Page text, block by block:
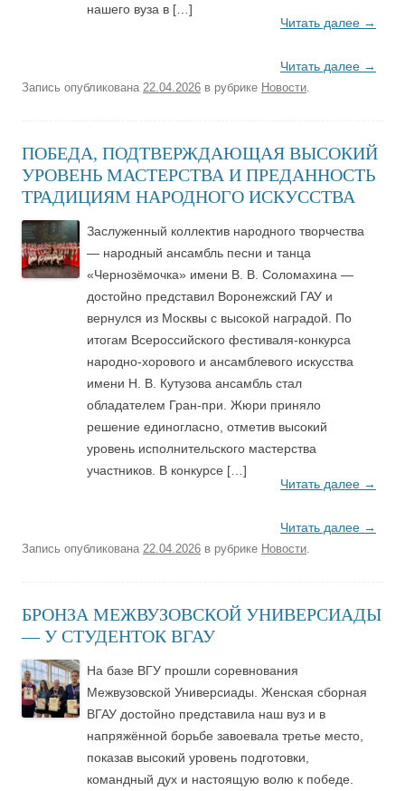
нашего вуза в […]
Читать далее →
Читать далее →
Запись опубликована 22.04.2026 в рубрике Новости
ПОБЕДА, ПОДТВЕРЖДАЮЩАЯ ВЫСОКИЙ
УРОВЕНЬ МАСТЕРСТВА И ПРЕДАННОСТЬ
ТРАДИЦИЯМ НАРОДНОГО ИСКУССТВА
Заслуженный коллектив народного творчества
— народный ансамбль песни и танца
«Чернозёмочка» имени В. В. Соломахина —
достойно представил Воронежский ГАУ и
вернулся из Москвы с высокой наградой. По
итогам Всероссийского фестиваля-конкурса
народно-хорового и ансамблевого искусства
имени Н. В. Кутузова ансамбль стал
обладателем Гран-при. Жюри приняло
решение единогласно, отметив высокий
уровень исполнительского мастерства
участников. В конкурсе […]
Читать далее →
Читать далее →
Запись опубликована 22.04.2026 в рубрике Новости
БРОНЗА МЕЖВУЗОВСКОЙ УНИВЕРСИАДЫ
— У СТУДЕНТОК ВГАУ
На базе ВГУ прошли соревнования
Межвузовской Универсиады. Женская сборная
ВГАУ достойно представила наш вуз и в
напряжённой борьбе завоевала третье место,
показав высокий уровень подготовки,
командный дух и настоящую волю к победе.